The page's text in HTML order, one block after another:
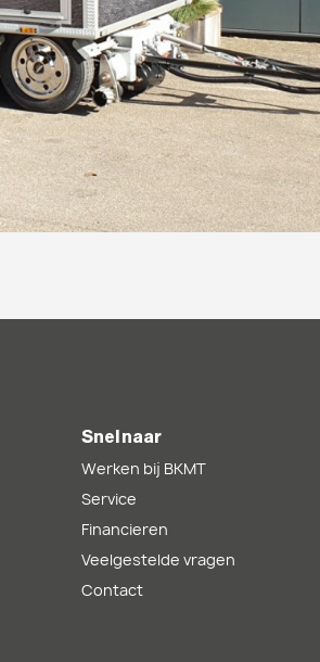
Snel naar
Werken bij BKMT
Service
Financieren
Veelgestelde vragen
Contact